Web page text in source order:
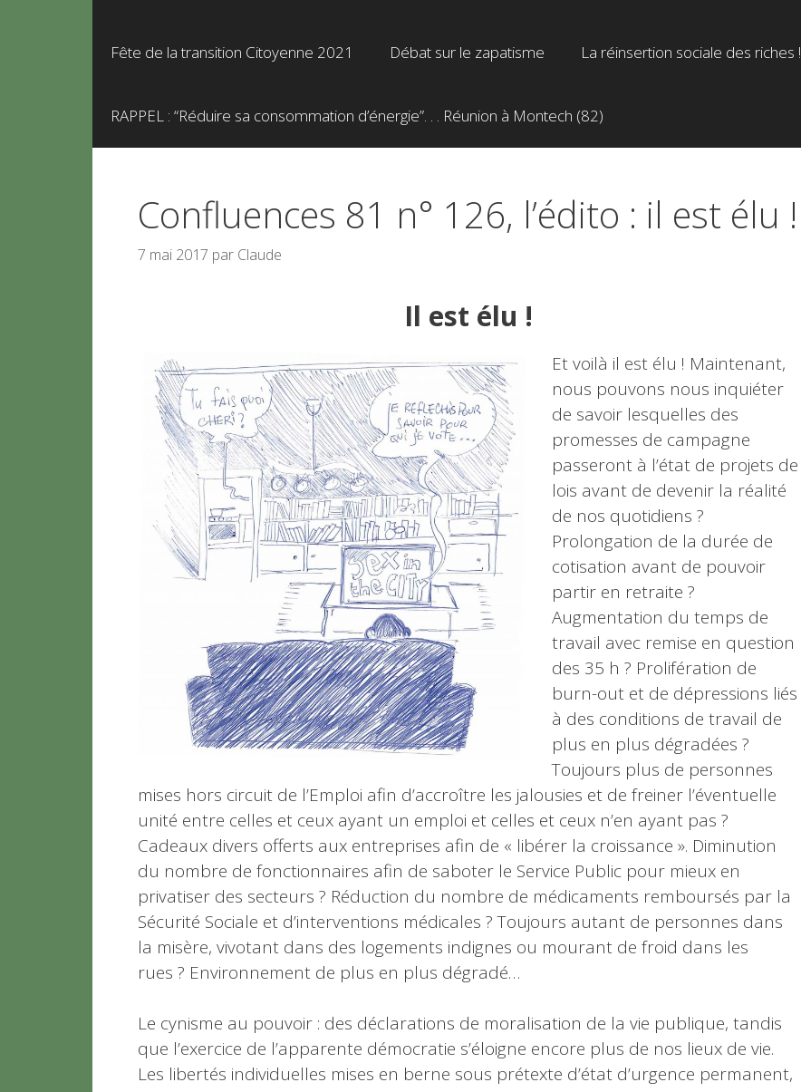
Fête de la transition Citoyenne 2021 Débat sur le zapatisme La réinsertion sociale des riches !
RAPPEL : “Réduire sa consommation d’énergie”. . . Réunion à Montech (82)
Confluences 81 n° 126, l’édito : il est élu !
7 mai 2017 par Claude
Il est élu !
Et voilà il est élu ! Maintenant,
nous pouvons nous inquiéter
de savoir lesquelles des
promesses de campagne
passeront à l’état de projets de
lois avant de devenir la réalité
de nos quotidiens ?
Prolongation de la durée de
cotisation avant de pouvoir
partir en retraite ?
Augmentation du temps de
travail avec remise en question
des 35 h ? Prolifération de
burn-out et de dépressions liés
à des conditions de travail de
plus en plus dégradées ?
Toujours plus de personnes
mises hors circuit de l’Emploi afin d’accroître les jalousies et de freiner l’éventuelle
unité entre celles et ceux ayant un emploi et celles et ceux n’en ayant pas ?
Cadeaux divers offerts aux entreprises afin de « libérer la croissance ». Diminution
du nombre de fonctionnaires afin de saboter le Service Public pour mieux en
privatiser des secteurs ? Réduction du nombre de médicaments remboursés par la
Sécurité Sociale et d’interventions médicales ? Toujours autant de personnes dans
la misère, vivotant dans des logements indignes ou mourant de froid dans les
rues ? Environnement de plus en plus dégradé…
Le cynisme au pouvoir : des déclarations de moralisation de la vie publique, tandis
que l’exercice de l’apparente démocratie s’éloigne encore plus de nos lieux de vie.
Les libertés individuelles mises en berne sous prétexte d’état d’urgence permanent,